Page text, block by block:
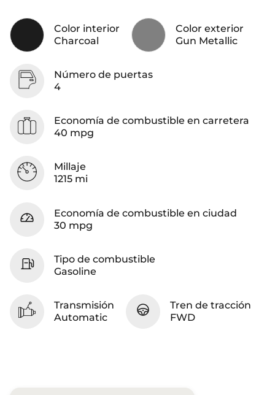
Color interior
Charcoal
Color exterior
Gun Metallic
Número de puertas
4
Economía de combustible en carretera
40 mpg
Millaje
1215 mi
Economía de combustible en ciudad
30 mpg
Tipo de combustible
Gasoline
Transmisión
Automatic
Tren de tracción
FWD